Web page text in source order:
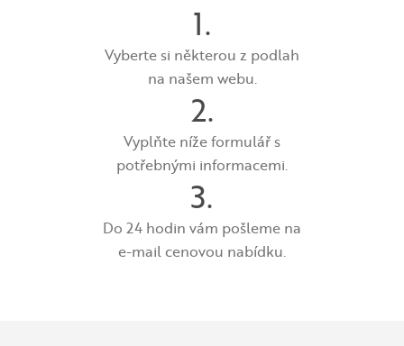
1.
Vyberte si některou z podlah
na našem webu.
2.
Vyplňte níže formulář s
potřebnými informacemi.
3.
Do 24 hodin vám pošleme na
e-mail cenovou nabídku.